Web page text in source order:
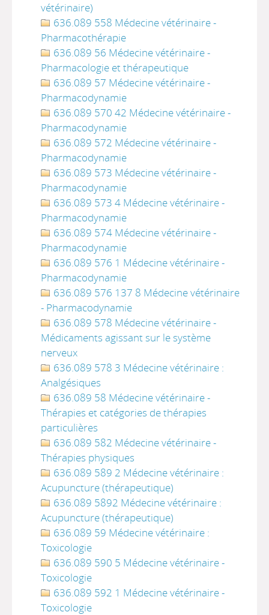
vétérinaire)
636.089 558 Médecine vétérinaire -
Pharmacothérapie
636.089 56 Médecine vétérinaire -
Pharmacologie et thérapeutique
636.089 57 Médecine vétérinaire -
Pharmacodynamie
636.089 570 42 Médecine vétérinaire -
Pharmacodynamie
636.089 572 Médecine vétérinaire -
Pharmacodynamie
636.089 573 Médecine vétérinaire -
Pharmacodynamie
636.089 573 4 Médecine vétérinaire -
Pharmacodynamie
636.089 574 Médecine vétérinaire -
Pharmacodynamie
636.089 576 1 Médecine vétérinaire -
Pharmacodynamie
636.089 576 137 8 Médecine vétérinaire
- Pharmacodynamie
636.089 578 Médecine vétérinaire -
Médicaments agissant sur le système
nerveux
636.089 578 3 Médecine vétérinaire :
Analgésiques
636.089 58 Médecine vétérinaire -
Thérapies et catégories de thérapies
particulières
636.089 582 Médecine vétérinaire -
Thérapies physiques
636.089 589 2 Médecine vétérinaire :
Acupuncture (thérapeutique)
636.089 5892 Médecine vétérinaire :
Acupuncture (thérapeutique)
636.089 59 Médecine vétérinaire :
Toxicologie
636.089 590 5 Médecine vétérinaire -
Toxicologie
636.089 592 1 Médecine vétérinaire -
Toxicologie